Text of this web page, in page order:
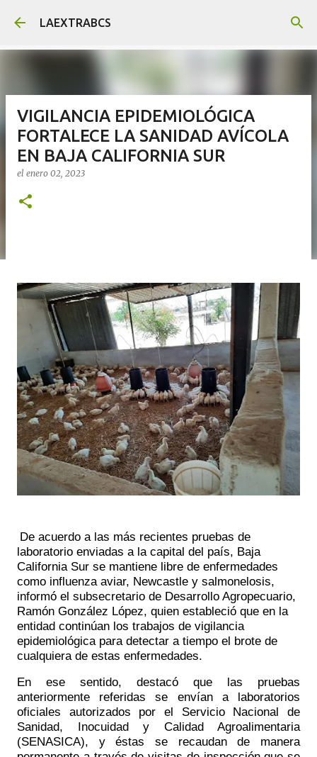
Ir al contenido principal
LAEXTRABCS
VIGILANCIA EPIDEMIOLÓGICA
FORTALECE LA SANIDAD AVÍCOLA
EN BAJA CALIFORNIA SUR
el enero 02, 2023
De acuerdo a las más recientes pruebas de
laboratorio enviadas a la capital del país, Baja
California Sur se mantiene libre de enfermedades
como influenza aviar, Newcastle y salmonelosis,
informó el subsecretario de Desarrollo Agropecuario,
Ramón González López, quien estableció que en la
entidad continúan los trabajos de vigilancia
epidemiológica para detectar a tiempo el brote de
cualquiera de estas enfermedades.
En ese sentido, destacó que las pruebas
anteriormente referidas se envían a laboratorios
oficiales autorizados por el Servicio Nacional de
Sanidad, Inocuidad y Calidad Agroalimentaria
(SENASICA), y éstas se recaudan de manera